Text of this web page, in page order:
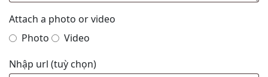
Attach a photo or video
Photo
Video
Nhập url (tuỳ chọn)